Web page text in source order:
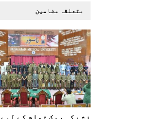
متعلقہ مضامین
نشے کی روک تھام کے لیے